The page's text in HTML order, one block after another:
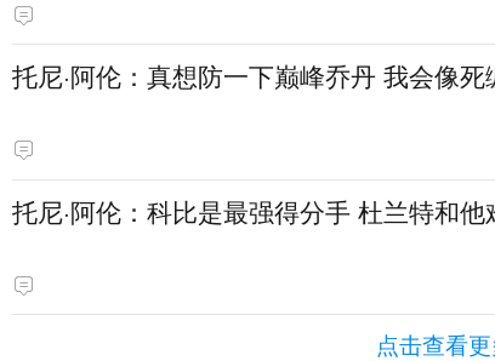
托尼·阿伦：真想防一下巅峰乔丹 我会像
托尼·阿伦：科比是最强得分手 杜兰特和他
点击查看